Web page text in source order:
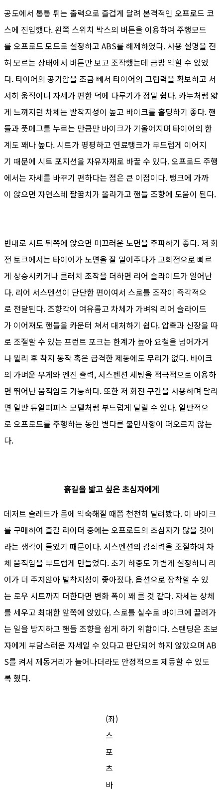
공도에서 통통 튀는 출력으로 즐겁게 달려 본격적인 오프로드 코
스에 진입했다. 왼쪽 스위치 박스의 버튼을 이용하여 주행모드
를 오프로드 모드로 설정하고 ABS를 해제하였다. 사용 설명을 전
혀 모르는 상태에서 버튼만 보고 조작했는데 금방 익힐 수 있었
다. 타이어의 공기압을 조금 빼서 타이어의 그립력을 확보하고 서
서히 움직이니 자세가 편한 덕에 다루기가 정말 쉽다. 카누처럼 얇
게 느껴지던 차체는 발착지성이 높고 바이크를 홀딩하기 좋다. 핸
들과 풋페그를 누르는 만큼만 바이크가 기울어지며 타이어의 한
계도 꽤나 높다. 시트가 평평하고 연료탱크가 부드럽게 이어지
기 때문에 시트 포지션을 자유자재로 바꿀 수 있다. 오프로드 주행
에서는 자세를 바꾸기 편하다는 점은 큰 이점이다. 탱크에 가까
이 앉으면 자연스레 팔꿈치가 올라가고 핸들 조향에 도움이 된다.
반대로 시트 뒤쪽에 앉으면 미끄러운 노면을 주파하기 좋다. 저 회
전 토크에서는 타이어가 노면을 잘 밀어주다가 고회전으로 빠르
게 상승시키거나 클러치 조작을 더하면 리어 슬라이드가 일어난
다. 리어 서스펜션이 단단한 편이여서 스로틀 조작이 즉각적으
로 전달된다. 조향각이 여유롭고 차체가 가벼워 리어 슬라이드
가 이어져도 핸들을 카운터 쳐서 대처하기 쉽다. 압축과 신장을 따
로 조절할 수 있는 프런트 포크는 한계가 높아 요철을 넘어가거
나 윌리 후 착지 동작 혹은 급격한 제동에도 무리가 없다. 바이크
의 가벼운 무게와 엔진 출력, 서스펜션 세팅을 적극적으로 이용하
면 뛰어난 움직임도 가능하다. 또한 저 회전 구간을 사용하며 달리
면 일반 듀얼퍼퍼스 모델처럼 부드럽게 달릴 수 있다. 일반적으
로 오프로드를 주행하는 동안 별다른 불만사항이 떠오르지 않는
다.
흙길을 밟고 싶은 초심자에게
데저트 슬레드가 몸에 익숙해질 때쯤 천천히 달려봤다. 이 바이크
를 구매하여 즐길 라이더 중에는 오프로드의 초심자가 많을 것이
라는 생각이 들었기 때문이다. 서스펜션의 감쇠력을 조절하여 차
체 움직임을 부드럽게 만들었다. 초기 하중도 가볍게 설정하니 리
어가 더 주저앉아 발착지성이 좋아졌다. 옵션으로 장착할 수 있
는 로우 시트까지 더한다면 변화 폭이 꽤 클 것 같다. 자세는 상체
를 세우고 최대한 앞쪽에 앉았다. 스로틀 실수로 바이크에 끌려가
는 일을 방지하고 핸들 조향을 쉽게 하기 위함이다. 스탠딩은 초보
자에게 부담스러운 자세일 수 있다고 판단되어 하지 않았으며 AB
S를 켜서 제동거리가 늘어나더라도 안정적으로 제동할 수 있도
록 했다.
(좌)
스
포
츠
바